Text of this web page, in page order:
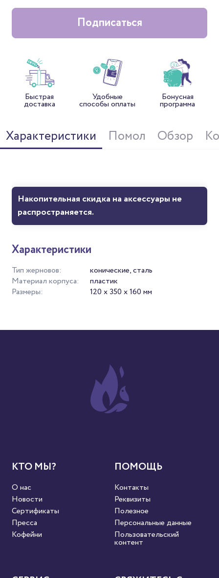
Подписаться
Быстрая
доставка
Удобные
способы оплаты
Бонусная
программа
Характеристики Помол Обзор
Накопительная скидка на аксессуары не
распространяется.
Характеристики
Тип жерновов:
конические, сталь
Материал корпуса:
пластик
Размеры:
120 х 350 х 160 мм
КТО МЫ?
О нас
Новости
Сертификаты
Пресса
Кофейни
ПОМОЩЬ
Контакты
Реквизиты
Полезное
Персональные данные
Пользовательский
контент